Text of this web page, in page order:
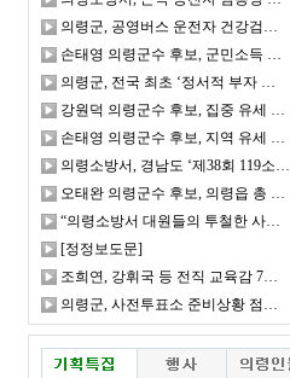
의령군, 공영버스 운전자 건강검…
손태영 의령군수 후보, 군민소득 …
의령군, 전국 최초 ‘정서적 부자 …
강원덕 의령군수 후보, 집중 유세 …
손태영 의령군수 후보, 지역 유세 …
의령소방서, 경남도 ‘제38회 119소…
오태완 의령군수 후보, 의령읍 총 …
“의령소방서 대원들의 투철한 사…
[정정보도문]
조희연, 강휘국 등 전직 교육감 7…
의령군, 사전투표소 준비상황 점…